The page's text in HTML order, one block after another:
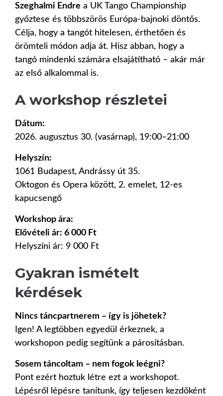
Szeghalmi Endre a UK Tango Championship
győztese és többszörös Európa-bajnoki döntős.
Célja, hogy a tangót hitelesen, érthetően és
örömteli módon adja át. Hisz abban, hogy a
tangó mindenki számára elsajátítható – akár már
az első alkalommal is.
A workshop részletei
Dátum:
2026. augusztus 30. (vasárnap), 19:00–21:00
Helyszín:
1061 Budapest, Andrássy út 35.
Oktogon és Opera között, 2. emelet, 12-es
kapucsengő
Workshop ára:
Elővételi ár: 6 000 Ft
Helyszíni ár: 9 000 Ft
Gyakran ismételt
kérdések
Nincs táncpartnerem – így is jöhetek?
Igen! A legtöbben egyedül érkeznek, a
workshopon pedig segítünk a párosításban.
Sosem táncoltam – nem fogok leégni?
Pont ezért hoztuk létre ezt a workshopot.
Lépésről lépésre tanítunk, így teljesen kezdőként